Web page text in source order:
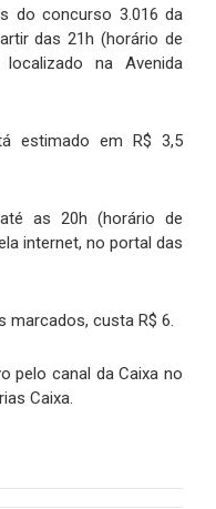
do concurso 3.016 da
das 21h (horário de
na Avenida
estimado em R$ 3,5
as 20h (horário de
internet, no portal das
marcados, custa R$ 6.
pelo canal da Caixa no
Caixa.